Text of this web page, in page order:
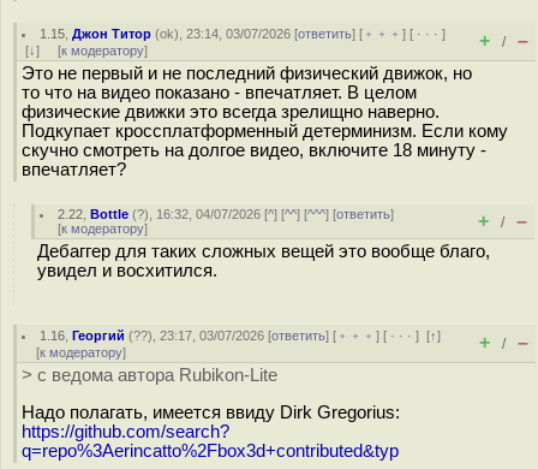
1.15 ,Джон Титор (ok), 23:14, 03/07/2026 [ответить] [ ﹢﹢﹢] [ · · ·]
[↓] [к модератору] + / –
Это не первый и не последний физический движок, но
то что на видео показано - впечатляет. В целом
физические движки это всегда зрелищно наверно.
Подкупает кроссплатформенный детерминизм. Если кому
скучно смотреть на долгое видео, включите 18 минуту -
впечатляет?
2.22 ,Bottle (?), 16:32, 04/07/2026 [^] [^^] [^^^] [ответить]
[к модератору] + / –
Дебаггер для таких сложных вещей это вообще благо,
увидел и восхитился.
1.16 ,Георгий (??), 23:17, 03/07/2026 [ответить] [ ﹢﹢﹢] [ · · ·][↑]
[к модератору] + / –
> с ведома автора Rubikon-Lite
Надо полагать, имеется ввиду Dirk Gregorius:
https://github.com/search?
q=repo%3Aerincatto%2Fbox3d+contributed&typ